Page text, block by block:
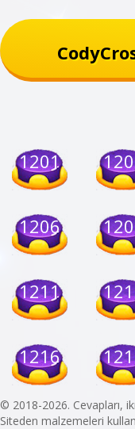
1201
1206
1211
1216
© 2018-2026. Cevapları,
Siteden malzemeleri